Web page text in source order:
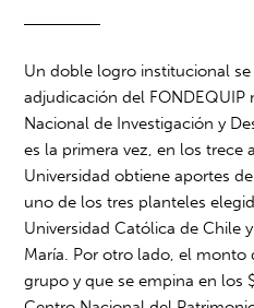
Un doble logro institucional
adjudicación del FONDEQUIP
Nacional de Investigación y
es la primera vez, en los trece
Universidad obtiene aportes
uno de los tres planteles
Universidad Católica de Chile
María. Por otro lado, el monto
grupo y que se empina en los